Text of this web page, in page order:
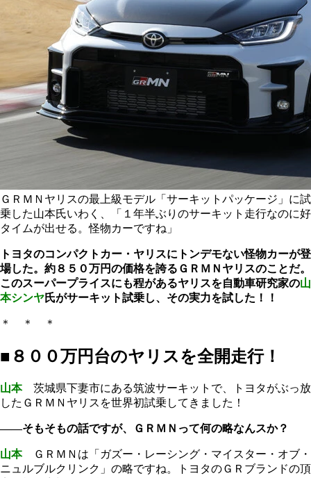
ＧＲＭＮヤリスの最上級モデル「サーキットパッケージ」に試
乗した山本氏いわく、「１年半ぶりのサーキット走行なのに好
タイムが出せる。怪物カーですね」
トヨタのコンパクトカー・ヤリスにトンデモない怪物カーが登
場した。約８５０万円の価格を誇るＧＲＭＮヤリスのことだ。
このスーパープライスにも程があるヤリスを自動車研究家の山
本シンヤ氏がサーキット試乗し、その実力を試した！！
＊ ＊ ＊
■８００万円台のヤリスを全開走行！
山本茨城県下妻市にある筑波サーキットで、トヨタがぶっ放
したＧＲＭＮヤリスを世界初試乗してきました！
――そもそもの話ですが、ＧＲＭＮって何の略なんスか？
山本ＧＲＭＮは「ガズー・レーシング・マイスター・オブ・
ニュルブルクリンク」の略ですね。トヨタのＧＲブランドの頂